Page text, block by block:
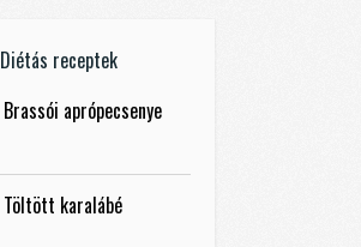
Diétás receptek
Brassói aprópecsenye
Töltött karalábé